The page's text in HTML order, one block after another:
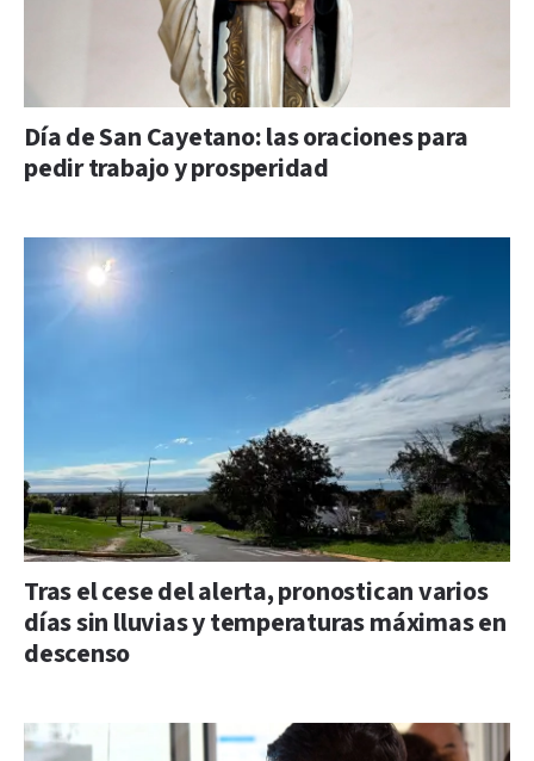
Día de San Cayetano: las oraciones para
pedir trabajo y prosperidad
Tras el cese del alerta, pronostican varios
días sin lluvias y temperaturas máximas en
descenso